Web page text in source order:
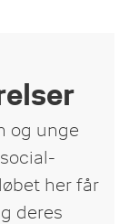
og unge
her får
deres